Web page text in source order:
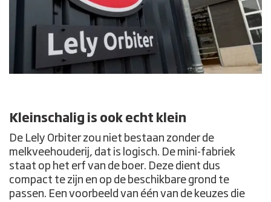
Kleinschalig is ook echt klein
De Lely Orbiter zou niet bestaan zonder de
melkveehouderij, dat is logisch. De mini-fabriek
staat op het erf van de boer. Deze dient dus
compact te zijn en op de beschikbare grond te
passen. Een voorbeeld van één van de keuzes die